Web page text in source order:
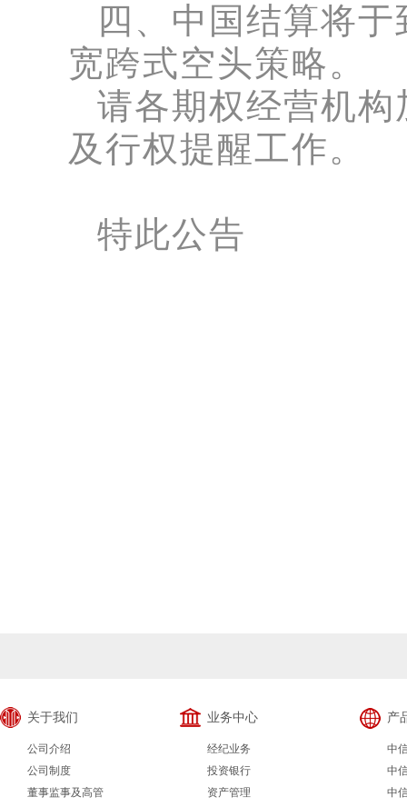
四、中国结算将
宽跨式空头策略。
请各期权经营机
及行权提醒工作。
特此公告
关于我们
公司介绍
公司制度
董事监事及高管
业务中心
经纪业务
投资银行
资产管理
产
中
中
中